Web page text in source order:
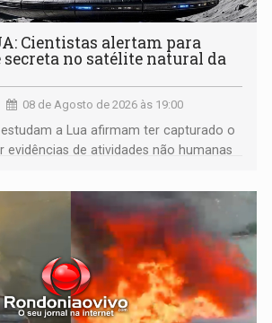
Cientistas alertam para
secreta no satélite natural da
08 de Agosto de 2026 às 19:00
a Lua afirmam ter capturado o
evidências de atividades não humanas